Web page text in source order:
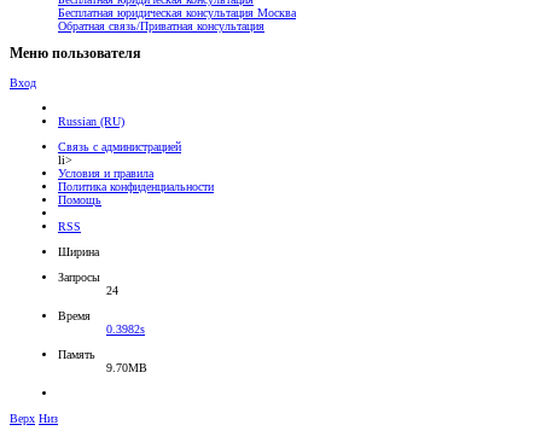
Бесплатная юридическая консультация Москва
Обратная связь/Приватная консультация
Меню пользователя
Вход
Russian (RU)
Связь с администрацией
li>
Условия и правила
Политика конфиденциальности
Помощь
RSS
Ширина
Запросы
24
Время
0.3982s
Память
9.70MB
Верх Низ